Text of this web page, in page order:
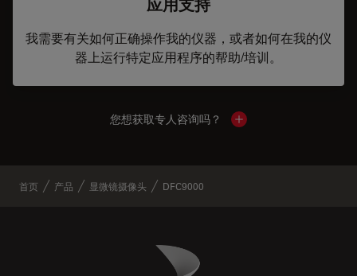
应用支持
我需要有关如何正确操作我的仪器，或者如何在我的仪
器上运行特定应用程序的帮助/培训。
您想获取专人咨询吗？ Show local contacts
首页 产品 显微镜摄像头 DFC9000
Danaher Logo